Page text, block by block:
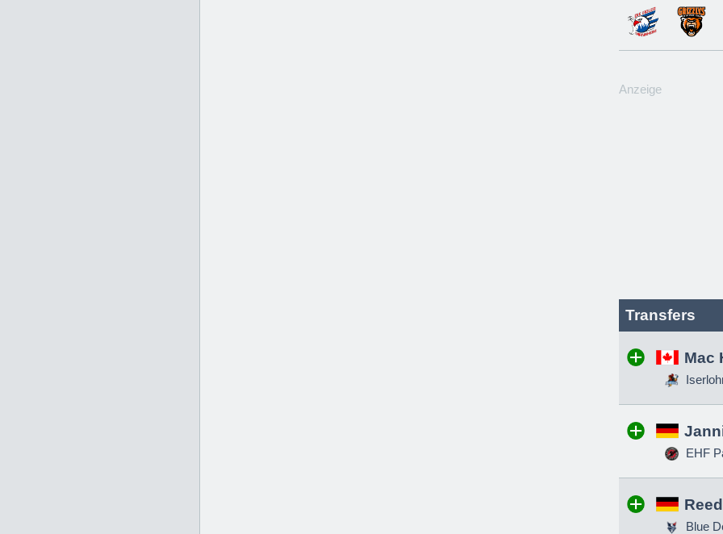
Anzeige
Transfers
Mac
EHF
Blue